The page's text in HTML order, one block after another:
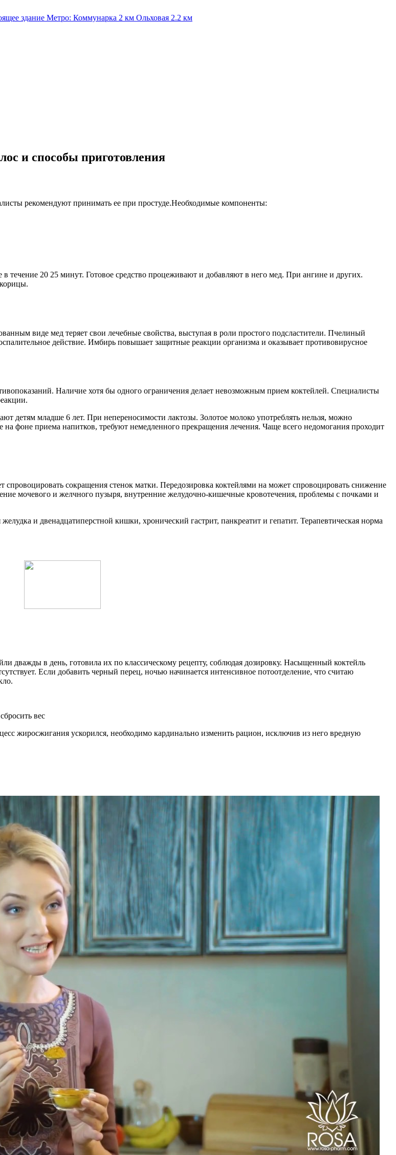
здание Метро: Коммунарка 2 км Ольховая 2.2 км
и способы приготовления
рекомендуют принимать ее при простуде.Необходимые компоненты:
20 25 минут. Готовое средство процеживают и добавляют в него мед. При ангине и других.
виде мед теряет свои лечебные свойства, выступая в роли простого подсластители. Пчелиный
действие. Имбирь повышает защитные реакции организма и оказывает противовирусное
Наличие хотя бы одного ограничения делает невозможным прием коктейлей. Специалисты
детям младше 6 лет. При непереносимости лактозы. Золотое молоко употреблять нельзя, можно
фоне приема напитков, требуют немедленного прекращения лечения. Чаще всего недомогания проходит
сокращения стенок матки. Передозировка коктейлями на может спровоцировать снижение
мочевого и желчного пузыря, внутренние желудочно-кишечные кровотечения, проблемы с почками и
и двенадцатиперстной кишки, хронический гастрит, панкреатит и гепатит. Терапевтическая норма
дважды в день, готовила их по классическому рецепту, соблюдая дозировку. Насыщенный коктейль
Если добавить черный перец, ночью начинается интенсивное потоотделение, что считаю
вес
жиросжигания ускорился, необходимо кардинально изменить рацион, исключив из него вредную